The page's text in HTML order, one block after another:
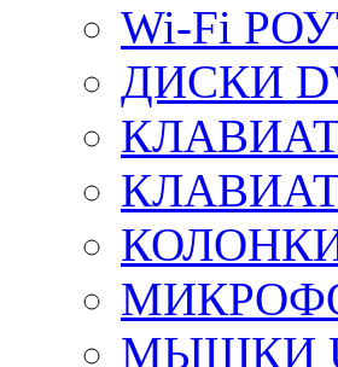
Wi-Fi
ДИСКИ
МЫШКИ